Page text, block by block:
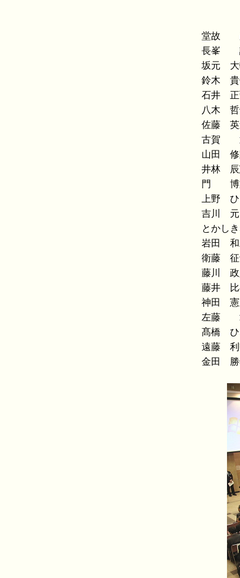
堂故
長峯
坂元 大
鈴木 貴
石井 正
八木 哲
佐藤 英
古賀
山田 修
井林 辰
門 博
上野 ひ
吉川 元
とかし
岩田 和
衛藤 征
藤川 政
藤井 比
神田 憲
左藤
髙橋 ひ
遠藤 利
金田 勝